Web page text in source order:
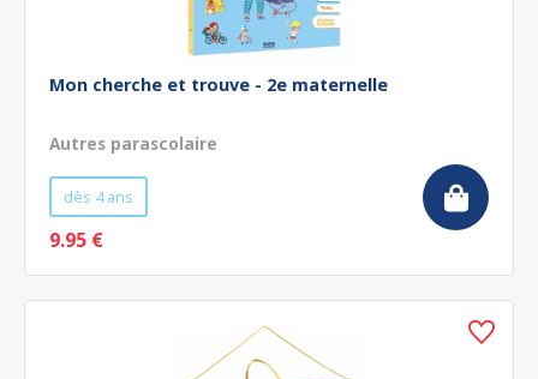
Mon cherche et trouve - 2e maternelle
Autres parascolaire
dès 4 ans
9.95 €